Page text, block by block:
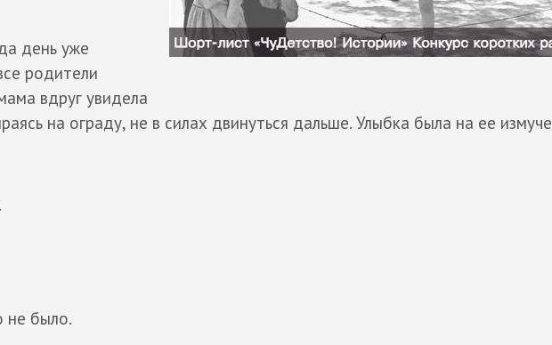
день уже
родители
вдруг увидела
на ограду, не в силах двинуться дальше. Улыбка была на ее
не было.